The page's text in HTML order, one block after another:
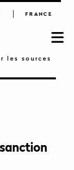
les sources
FRANCE